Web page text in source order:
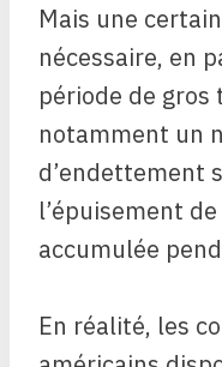
Mais une
nécessaire, en
période de
notamment un
d’endettement
l’épuisement
accumulée
En réalité, les